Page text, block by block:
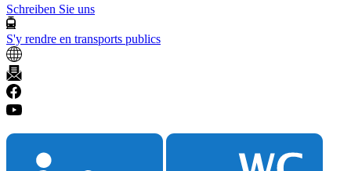
Schreiben Sie uns
S'y rendre en transports publics